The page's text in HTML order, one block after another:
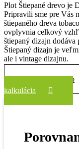
Plot Štiepané drevo je
Pripravili sme pre Vás
štiepaného dreva
ovplyvnia celkový
štiepaný dizajn dodáva
Štiepaný dizajn je
ale i vintage dizajnu.
Zobraziť všetko
kalkulácia